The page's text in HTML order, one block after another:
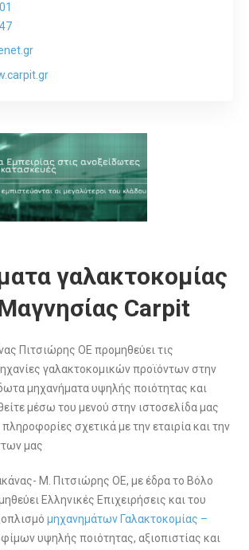
γαλακτοκομίας
Carpit
Πιτσιώρης ΟΕ προμηθεύει τις
γαλακτοκομικών προϊόντων στην
μηχανήματα υψηλής ποιότητας και
μέσω του μενού στην ιστοσελίδα μας
σχετικά με την εταιρία και την
μας
Μ. Πιτσιώρης ΟΕ, με έδρα το Βόλο
Ελληνικές Επιχειρήσεις και του
μηχανημάτων Γαλακτοκομίας –
υψηλής ποιότητας, αξιοπιστίας και